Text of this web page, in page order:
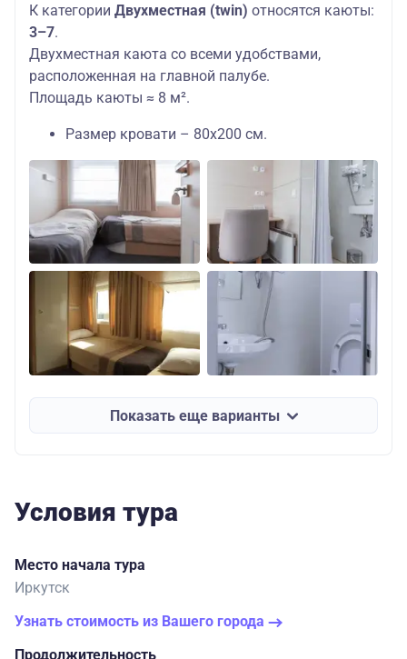
К категории Двухместная (twin) относятся каюты:
3–7.
Двухместная каюта со всеми удобствами,
расположенная на главной палубе.
Площадь каюты ≈ 8 м².
Размер кровати – 80х200 см.
Показать еще варианты
Условия тура
Место начала тура
Иркутск
Узнать стоимость из Вашего города
Продолжительность